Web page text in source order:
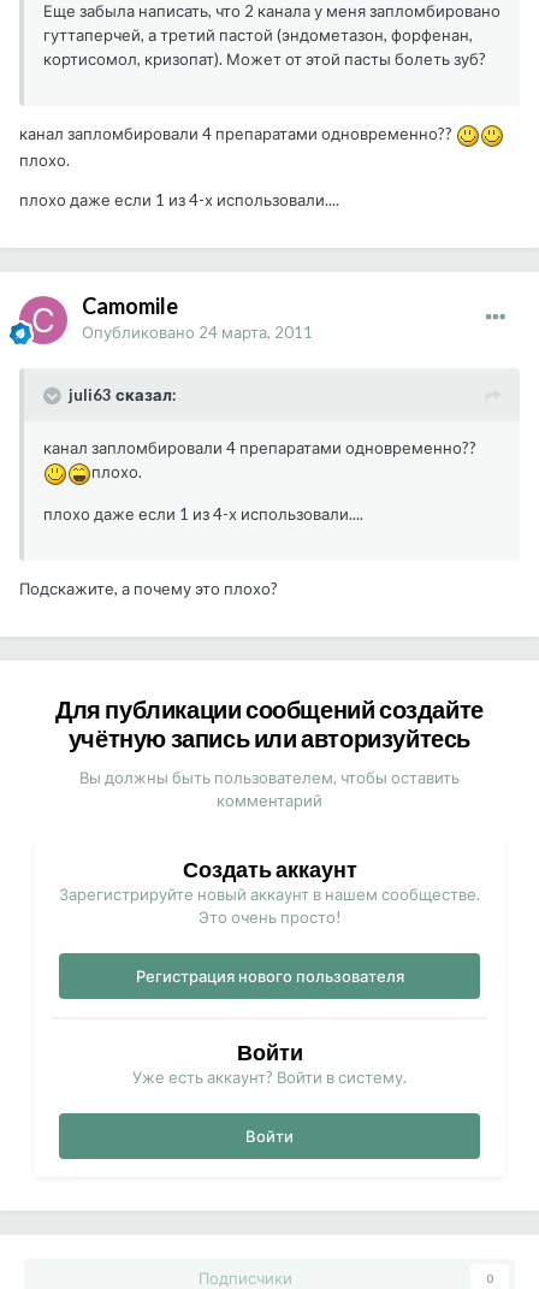
Еще забыла написать, что 2 канала у меня запломбировано
гуттаперчей, а третий пастой (эндометазон, форфенан,
кортисомол, кризопат). Может от этой пасты болеть зуб?
канал запломбировали 4 препаратами одновременно??
плохо.
плохо даже если 1 из 4-х использовали....
Camomile
Опубликовано 24 марта, 2011
juli63 сказал:
канал запломбировали 4 препаратами одновременно??
плохо.
плохо даже если 1 из 4-х использовали....
Подскажите, а почему это плохо?
Для публикации сообщений создайте
учётную запись или авторизуйтесь
Вы должны быть пользователем, чтобы оставить
комментарий
Создать аккаунт
Зарегистрируйте новый аккаунт в нашем сообществе.
Это очень просто!
Регистрация нового пользователя
Войти
Уже есть аккаунт? Войти в систему.
Войти
Подписчики 0